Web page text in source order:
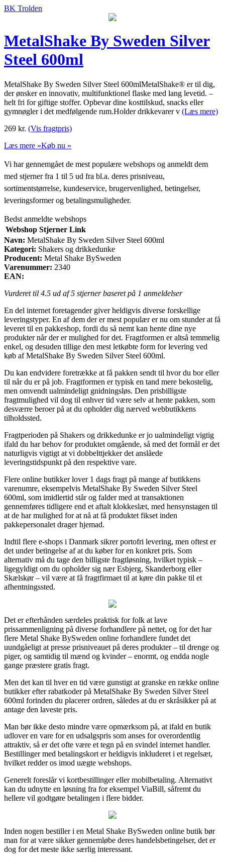
BK Trolden
MetalShake By Sweden Silver
Steel 600ml
MetalShake By Sweden Silver Steel 600mlMetalShake® er til dig,
der ønsker en innovativ, multifunktionel flaske med lang levetid. –
helt fri for giftige stoffer. Opbevar dine kosttilskud, snacks eller
gymnøgler i det medfølgende rum.Holder drikkevarer v (Læs mere)
269 kr. (Vis fragtpris)
Læs mere »Køb nu »
Vi har gennemgået de mest populære webshops og anmeldt dem
med stjerner fra 1 til 5 ud fra bl.a. deres prisniveau,
sortimentstørrelse, kundeservice, brugervenlighed, betingelser,
leveringsformer og betalingsmuligheder.
Bedst anmeldte webshops
Webshop Stjerner Link
Navn: MetalShake By Sweden Silver Steel 600ml
Kategori: Shakers og drikkedunke
Producent: Metal Shake BySweden
Varenummer: 2340
EAN:
Vurderet til 4.5 ud af 5 stjerner baseret på 1 anmeldelser
En del internet foretagender giver heldigvis diverse forskellige
leveringstyper. En af dem der er mest populær er nu om stunder at få
leveret til en pakkeshop, fordi du så nemt kan hente dine nye
produkter når der er mulighed for det. Fragtformen er altså temmelig
enkel, og desuden tillige den mest letkøbte form for levering ved
køb af MetalShake By Sweden Silver Steel 600ml.
Du kan endvidere foretrække at få pakken sendt til hvor du bor eller
til når du er på job. Fragtformen er typisk en tand mere bekostelig,
men omvendt ualmindeligt gnidningsløs. Den prisbilligste
fragtmulighed vil dog til enhver tid være selv at hente pakken, som
desværre beroer på at du opholder dig nærved webbutikkens
tilholdssted.
Fragtperioden på Shakers og drikkedunke er jo ualmindeligt vigtig
ifald du har behov for produktet omgående, så med det formål er det
naturligvis vigtigt at vi dobbelttjekker det anslåede
leveringstidspunkt på den respektive vare.
Flere online butikker lover 1 dags fragt på mange af butikkens
varenumre, eksempelvis MetalShake By Sweden Silver Steel
600ml, som imidlertid står og falder med at transaktionen
gennemføres tidligere end et aftalt klokkeslæt, med hensynstagen til
at de har mulighed for at nå at få produktet fikset inden
pakkepersonalet drager hjemad.
Indtil flere e-shops i Danmark sikrer portofri levering, men oftest er
det under betingelse af at du køber for en konkret pris. Som
alternativ må du tage den billigste fragtløsning, hvilket typisk –
ligegyldigt om du opholder sig nær Esbjerg, Skanderborg eller
Skælskør – vil være at få fragtfirmaet til at køre din pakke til et
afhentningssted.
Det er efterhånden særdeles praktisk for folk at lave
prissammenligning på diverse forhandlere på nettet, og for det har
flere Metal Shake BySweden online forhandlere fundet det
uundgåeligt at presse prisniveauet på deres produkter – til drenge og
piger, og samtidig til mænd og kvinder – enormt, og endda nogle
gange præstere gratis fragt.
Men det kan til hver en tid være gunstigt at granske en række online
butikker efter rabatkoder på MetalShake By Sweden Silver Steel
600ml forinden du placerer ordren, således at du er skråsikker på at
antage den laveste pris.
Man bør ikke desto mindre være opmærksom på, at ifald en butik
udlover en vare for en udsalgspris som anses for overordentlig
attraktiv, så er det ofte være et tegn på en svindel internet handler.
Bestillinger med betalingskort er heldigvis inkluderet i et regelsæt,
hvilket redder os imod uægte webshops.
Generelt foreslår vi kortbestillinger eller mobilbetaling. Alternativt
kan du udnytte en løsning fra for eksempel ViaBill, såfremt du
hellere vil godtgøre betalingen i flere bidder.
Inden nogen bestiller i en Metal Shake BySweden online butik bør
man for at være sikker gennemløbe deres handelsbetingelser, det er
dog for det meste ikke særlig interessant.